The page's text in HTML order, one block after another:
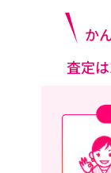
か
査定